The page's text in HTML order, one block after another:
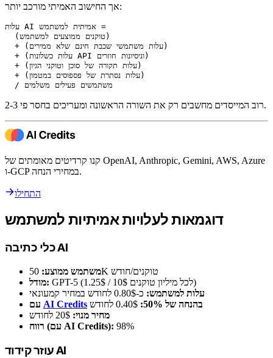
אך החישוב האמיתי מורכב יותר:
עלות AI אמיתית למשתמש =
  (טוקנים ממוצעים למשתמש)
  + (עלות משתמשי שכבת חינם שלא ממירים)
  + (עלות כשלונות API וניסיונות חוזרים)
  + (עלות תקורה של סוכן וטוקני הגיון)
  + (עלות נסתרת של פספוסים במטמון)
רוב המייסדים מחשבים רק את השורה הראשונה ומעריכים בחסר פי 2-3.
קנו קרדיטים מאומתים של OpenAI, Anthropic, Gemini, AWS, Azure
ו-GCP במחירי הנחה.
התחילו
דוגמאות לעלויות אמיתיות למשתמש
כלי כתיבה AI
משתמש ממוצע:
50K טוקנים/חודש
מודל:
GPT-5 (1.25$ / 10$ לכל מיליון טוקנים)
עלות למשתמש: כ-0.80$ לחודש במחיר קמעונאי
AI Credits בהנחה של 50%:
מחיר מנוי:
רווח (עם AI Credits): 98%
עוזר קידוד AI